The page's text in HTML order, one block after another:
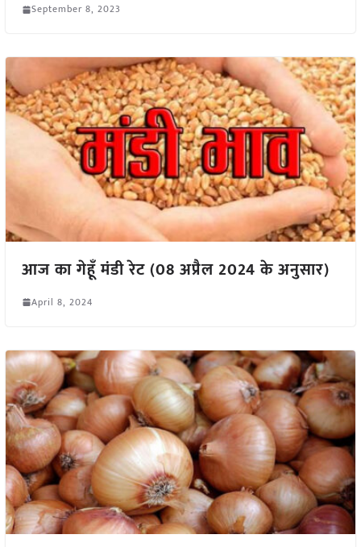
September 8, 2023
आज का गेहूँ मंडी रेट (08 अप्रैल 2024 के अनुसार)
April 8, 2024